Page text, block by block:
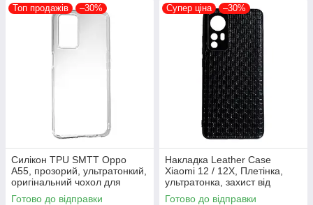
Топ продажів –30%
Силікон TPU SMTT Oppo
A55, прозорий, ультратонкий,
оригінальний чохол для
захисту смартфона
Готово до відправки
Супер ціна –30%
Накладка Leather Case
Xiaomi 12 / 12X, Плетінка,
ультратонка, захист від
подряпин і пилу
Готово до відправки